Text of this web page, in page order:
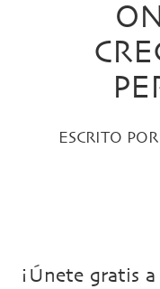
ESCRITO
¡Únete gratis